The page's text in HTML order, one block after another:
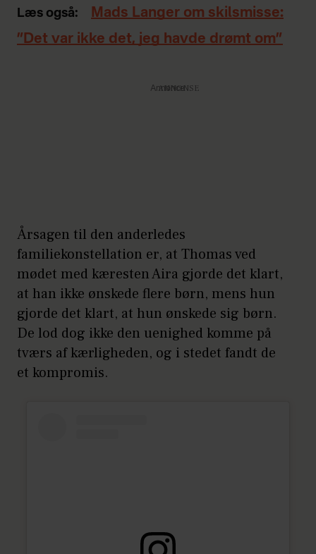
Læs også:
Mads Langer om skilsmisse:
”Det var ikke det, jeg havde drømt om”
Annonce
Årsagen til den anderledes
familiekonstellation er, at Thomas ved
mødet med kæresten Aira gjorde det klart,
at han ikke ønskede flere børn, mens hun
gjorde det klart, at hun ønskede sig børn.
De lod dog ikke den uenighed komme på
tværs af kærligheden, og i stedet fandt de
et kompromis.